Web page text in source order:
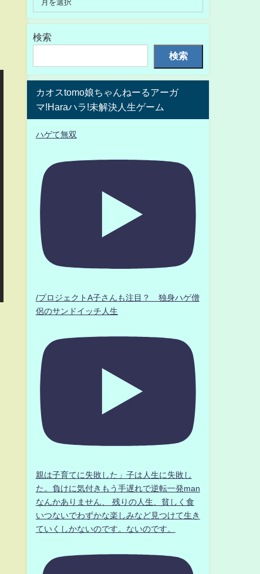
検索
検索
カオスtomo娘ちゃんねーるアーガ
マ!Haraハラ!未解決人生ゲーム
ハゲて無双
/プロジェクトA子さんも注目？ 独身ハゲ僧
侶のサンドイッチ人生
親は子育てに失敗した」子は人生に失敗し
た。負けに気付きもう手遅れで逆転一発man
なんかありません、 残りの人生、貧しく食
いつないでわずかな楽しみなど見つけて生き
ていくしかないのです。ないのです。